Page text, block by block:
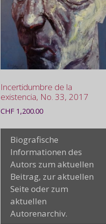
Incertidumbre de la
existencia, No. 33, 2017
CHF1,200.00
Biografische
Informationen des
Autors zum aktuellen
Beitrag, zur aktuellen
Seite oder zum
aktuellen
Autorenarchiv.